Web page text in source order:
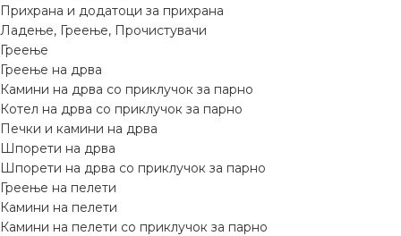
Прихрана и додатоци за прихрана
Ладење, Греење, Прочистувачи
Греење
Греење на дрва
Камини на дрва со приклучок за парно
Котел на дрва со приклучок за парно
Печки и камини на дрва
Шпорети на дрва
Шпорети на дрва со приклучок за парно
Греење на пелети
Камини на пелети
Камини на пелети со приклучок за парно